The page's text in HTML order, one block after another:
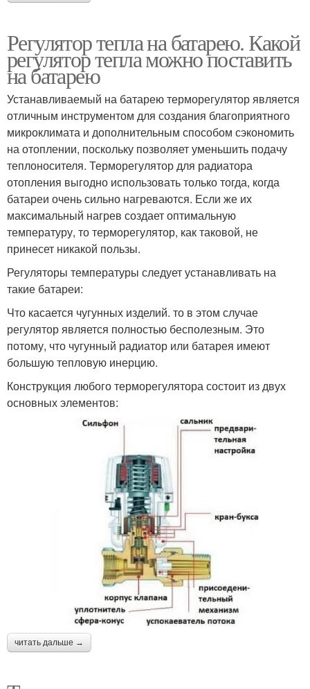
Регулятор тепла на батарею. Какой
регулятор тепла можно поставить
на батарею
Устанавливаемый на батарею терморегулятор является
отличным инструментом для создания благоприятного
микроклимата и дополнительным способом сэкономить
на отоплении, поскольку позволяет уменьшить подачу
теплоносителя. Терморегулятор для радиатора
отопления выгодно использовать только тогда, когда
батареи очень сильно нагреваются. Если же их
максимальный нагрев создает оптимальную
температуру, то терморегулятор, как таковой, не
принесет никакой пользы.
Регуляторы температуры следует устанавливать на
такие батареи:
Что касается чугунных изделий. то в этом случае
регулятор является полностью бесполезным. Это
потому, что чугунный радиатор или батарея имеют
большую тепловую инерцию.
Конструкция любого терморегулятора состоит из двух
основных элементов:
читать дальше →